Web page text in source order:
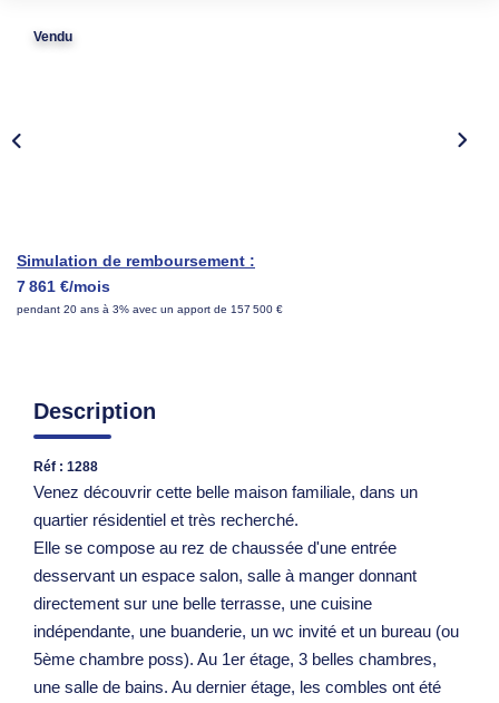
Vendu
Simulation de remboursement :
7 861 €/mois
pendant 20 ans à 3% avec un apport de 157 500 €
Description
Réf : 1288
Venez découvrir cette belle maison familiale, dans un
quartier résidentiel et très recherché.
Elle se compose au rez de chaussée d'une entrée
desservant un espace salon, salle à manger donnant
directement sur une belle terrasse, une cuisine
indépendante, une buanderie, un wc invité et un bureau (ou
5ème chambre poss). Au 1er étage, 3 belles chambres,
une salle de bains. Au dernier étage, les combles ont été